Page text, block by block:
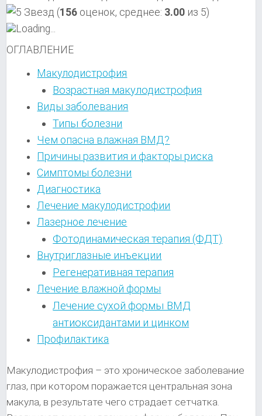
(156 оценок, среднее: 3.00 из 5)
Loading...
ОГЛАВЛЕНИЕ
Макулодистрофия
Возрастная макулодистрофия
Виды заболевания
Типы болезни
Чем опасна влажная ВМД?
Причины развития и факторы риска
Симптомы болезни
Диагностика
Лечение макулодистрофии
Лазерное лечение
Фотодинамическая терапия (ФДТ)
Внутриглазные инъекции
Регенеративная терапия
Лечение влажной формы
Лечение сухой формы ВМД
антиоксидантами и цинком
Профилактика
Макулодистрофия – это хроническое заболевание
глаз, при котором поражается центральная зона
макула, в результате чего страдает сетчатка.